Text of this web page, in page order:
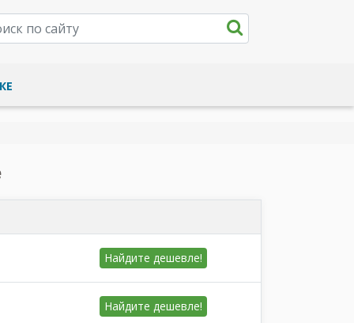
Найдите дешевле!
Найдите дешевле!